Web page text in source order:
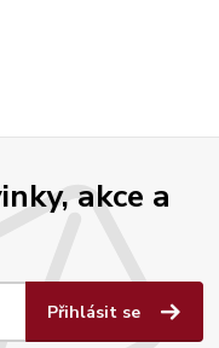
akce a
Přihlásit se